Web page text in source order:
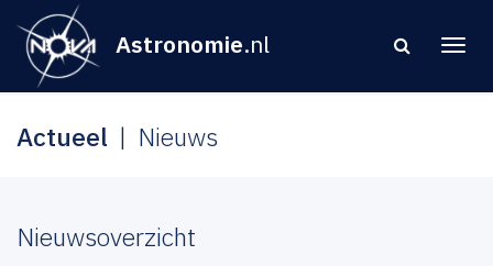
Astronomie.nl
Actueel Nieuws
Nieuwsoverzicht